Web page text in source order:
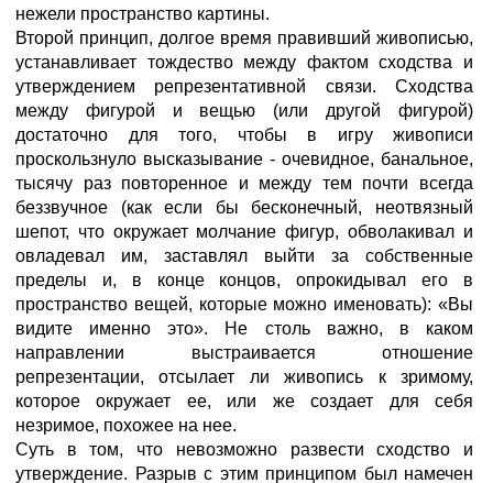
нежели пространство картины.
Второй принцип, долгое время правивший живописью,
устанавливает тождество между фактом сходства и
утверждением репрезентативной связи. Сходства
между фигурой и вещью (или другой фигурой)
достаточно для того, чтобы в игру живописи
проскользнуло высказывание - очевидное, банальное,
тысячу раз повторенное и между тем почти всегда
беззвучное (как если бы бесконечный, неотвязный
шепот, что окружает молчание фигур, обволакивал и
овладевал им, заставлял выйти за собственные
пределы и, в конце концов, опрокидывал его в
пространство вещей, которые можно именовать): «Вы
видите именно это». Не столь важно, в каком
направлении выстраивается отношение
репрезентации, отсылает ли живопись к зримому,
которое окружает ее, или же создает для себя
незримое, похожее на нее.
Суть в том, что невозможно развести сходство и
утверждение. Разрыв с этим принципом был намечен